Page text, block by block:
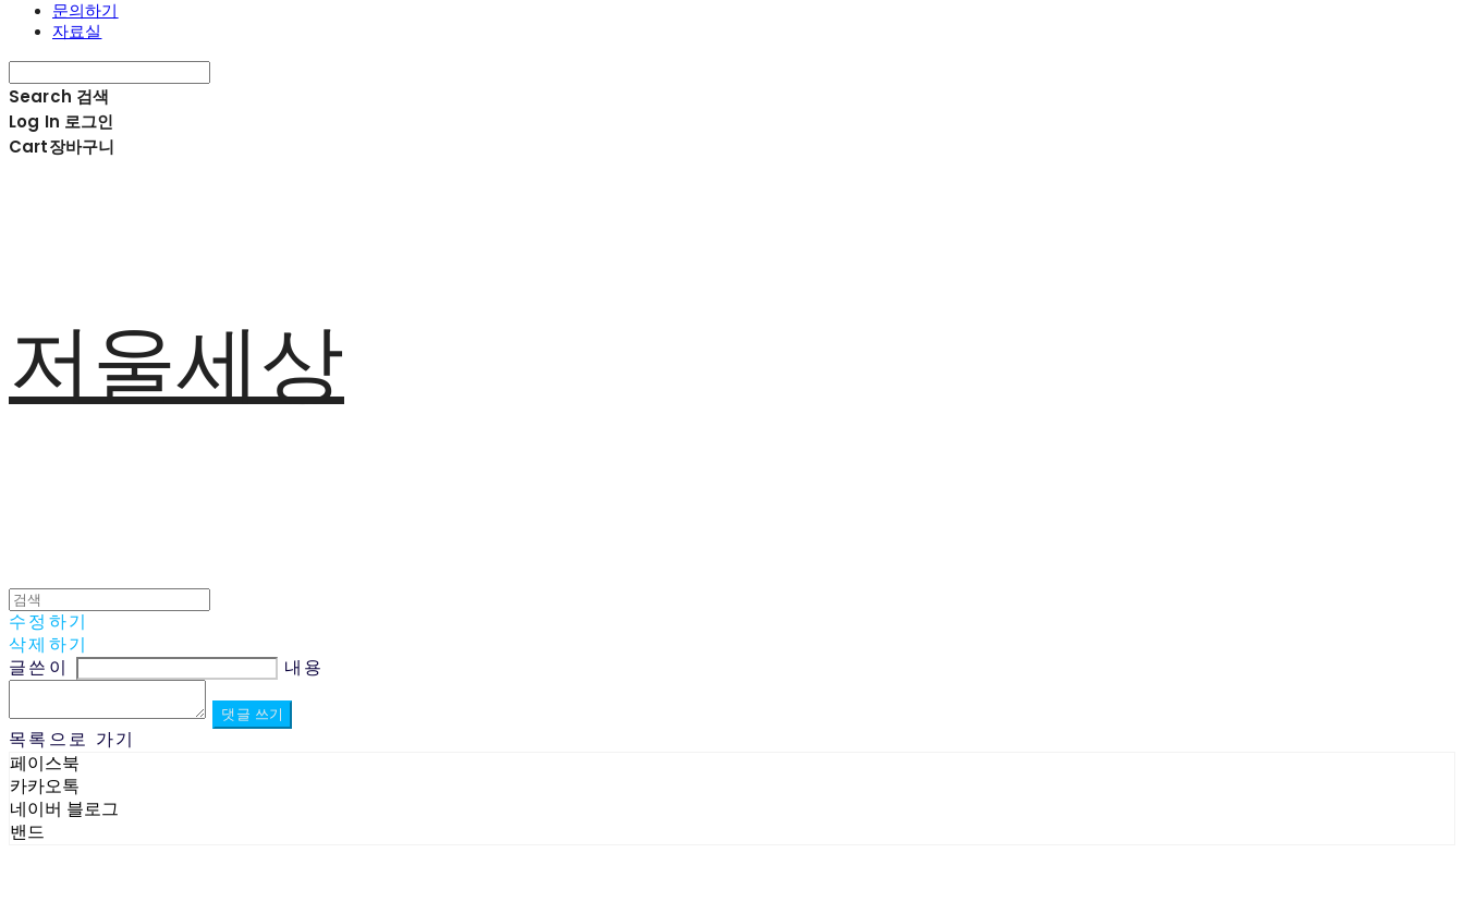
문의하기
자료실
Search 검색
Log In 로그인
Cart장바구니
저울세상
수정하기
삭제하기
글쓴이
내용
댓글 쓰기
목록으로 가기
페이스북
카카오톡
네이버 블로그
밴드